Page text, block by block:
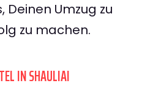
Deinen Umzug zu
zu machen.
IN SHAULIAI